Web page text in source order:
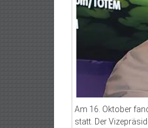
Am 16. Oktober
statt. Der